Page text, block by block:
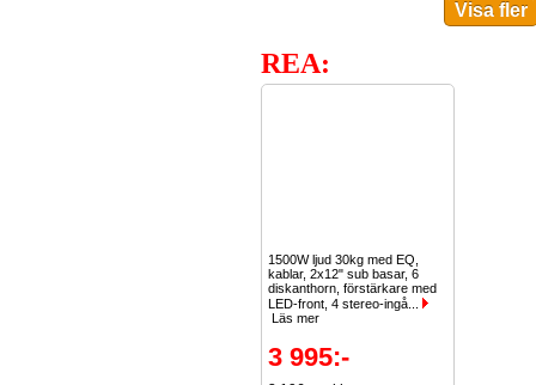
REA:
1500W ljud 30kg med EQ,
kablar, 2x12" sub basar, 6
diskanthorn, förstärkare med
LED-front, 4 stereo-ingå...
Läs mer
3 995:-